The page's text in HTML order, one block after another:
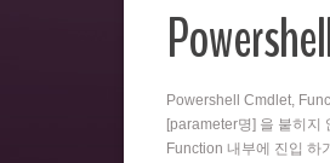
Powershell Cmdlet,
[parameter명] 을 붙히지
Function 내부에 진입 하